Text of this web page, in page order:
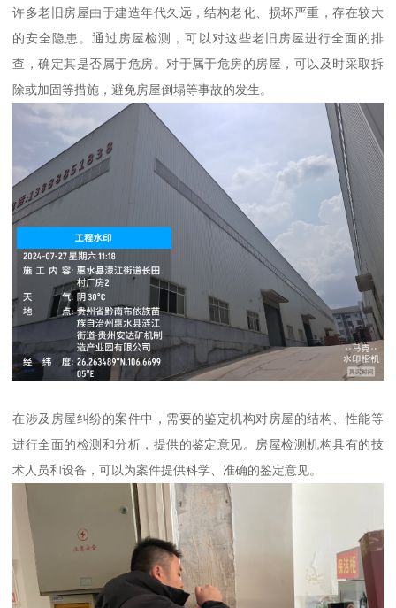
许多老旧房屋由于建造年代久远，结构老化、损坏严重，存在较大
的安全隐患。通过房屋检测，可以对这些老旧房屋进行全面的排
查，确定其是否属于危房。对于属于危房的房屋，可以及时采取拆
除或加固等措施，避免房屋倒塌等事故的发生。
在涉及房屋纠纷的案件中，需要的鉴定机构对房屋的结构、性能等
进行全面的检测和分析，提供的鉴定意见。房屋检测机构具有的技
术人员和设备，可以为案件提供科学、准确的鉴定意见。